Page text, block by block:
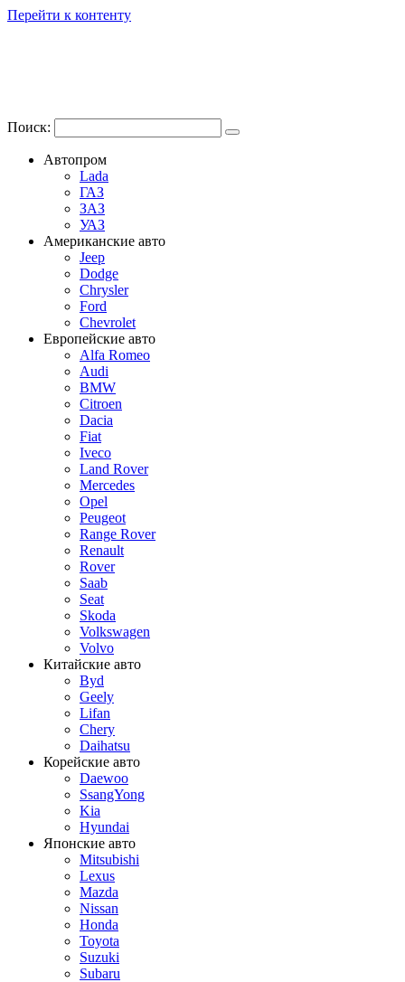
Перейти к контенту
Поиск:
Автопром
Lada
ГАЗ
ЗАЗ
УАЗ
Американские авто
Jeep
Dodge
Chrysler
Ford
Chevrolet
Европейские авто
Alfa Romeo
Audi
BMW
Citroen
Dacia
Fiat
Iveco
Land Rover
Mercedes
Opel
Peugeot
Range Rover
Renault
Rover
Saab
Seat
Skoda
Volkswagen
Volvo
Китайские авто
Byd
Geely
Lifan
Chery
Daihatsu
Корейские авто
Daewoo
SsangYong
Kia
Hyundai
Японские авто
Mitsubishi
Lexus
Mazda
Nissan
Honda
Toyota
Suzuki
Subaru